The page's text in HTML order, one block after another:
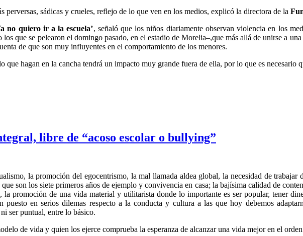
perversas, sádicas y crueles, reflejo de lo que ven en los medios, explicó la directora de la
no quiero ir a la escuela’, señaló que los niños diariamente observan violencia en los
que se pelearon el domingo pasado, en el estadio de Morelia–,que más allá de unirse a
de que son muy influyentes en el comportamiento de los menores.
que hagan en la cancha tendrá un impacto muy grande fuera de ella, por lo que es necesario
libre de “acoso escolar o bullying”
la promoción del egocentrismo, la mal llamada aldea global, la necesidad de trabajar
son los siete primeros años de ejemplo y convivencia en casa; la bajísima calidad de
promoción de una vida material y utilitarista donde lo importante es ser popular, tener
puesto en serios dilemas respecto a la conducta y cultura a las que hoy debemos
ser puntual, entre lo básico.
de vida y quien los ejerce comprueba la esperanza de alcanzar una vida mejor en el